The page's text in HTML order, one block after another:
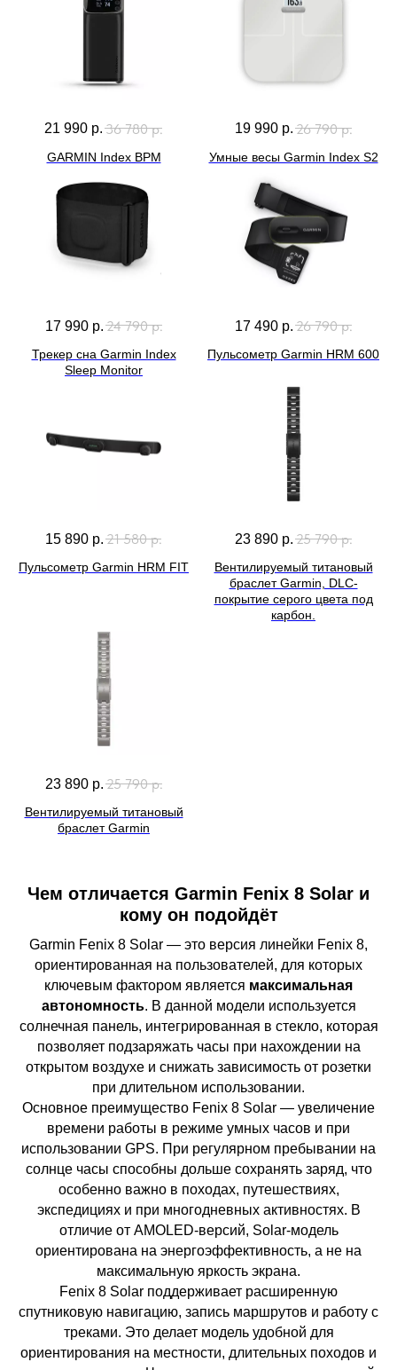
21 990 р. 36 780 р.
GARMIN Index BPM
19 990 р. 26 790 р.
Умные весы Garmin Index S2
17 990 р. 24 790 р.
Трекер сна Garmin Index
Sleep Monitor
17 490 р. 26 790 р.
Пульсометр Garmin HRM 600
15 890 р. 21 580 р.
Пульсометр Garmin HRM FIT
23 890 р. 25 790 р.
Вентилируемый титановый
браслет Garmin, DLC-
покрытие серого цвета под
карбон.
23 890 р. 25 790 р.
Вентилируемый титановый
браслет Garmin
Чем отличается Garmin Fenix 8 Solar и
кому он подойдёт
Garmin Fenix 8 Solar — это версия линейки Fenix 8,
ориентированная на пользователей, для которых
ключевым фактором является максимальная
автономность. В данной модели используется
солнечная панель, интегрированная в стекло, которая
позволяет подзаряжать часы при нахождении на
открытом воздухе и снижать зависимость от розетки
при длительном использовании.
Основное преимущество Fenix 8 Solar — увеличение
времени работы в режиме умных часов и при
использовании GPS. При регулярном пребывании на
солнце часы способны дольше сохранять заряд, что
особенно важно в походах, путешествиях,
экспедициях и при многодневных активностях. В
отличие от AMOLED-версий, Solar-модель
ориентирована на энергоэффективность, а не на
максимальную яркость экрана.
Fenix 8 Solar поддерживает расширенную
спутниковую навигацию, запись маршрутов и работу с
треками. Это делает модель удобной для
ориентирования на местности, длительных походов и